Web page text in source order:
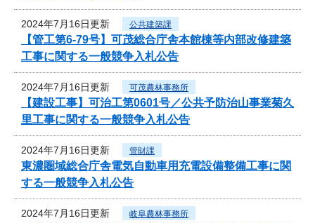
2024年7月16日更新 公共建築課
【管工第6-79号】可茂総合庁舎本館棟等内部改修建築
工事に関する一般競争入札公告
2024年7月16日更新 可茂農林事務所
【建設工事】可治工第0601号／公共予防治山事業菊久
里工事に関する一般競争入札公告
2024年7月16日更新 管財課
東濃圏域総合庁舎電気自動車用充電設備整備工事に関
する一般競争入札公告
2024年7月16日更新 岐阜農林事務所